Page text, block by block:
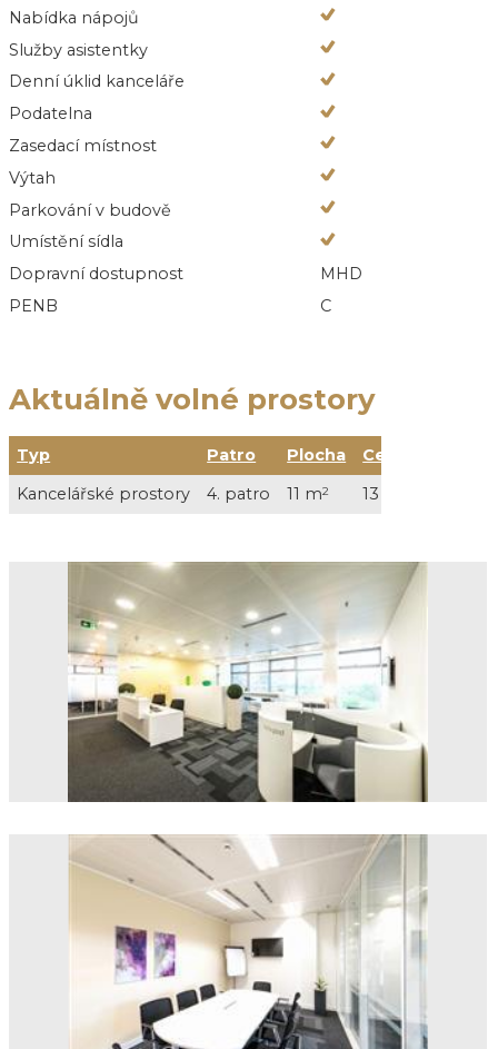
Nabídka nápojů
Služby asistentky
Denní úklid kanceláře
Podatelna
Zasedací místnost
Výtah
Parkování v budově
Umístění sídla
Dopravní dostupnost
MHD
PENB
C
Aktuálně volné prostory
Typ Patro Plocha
Cena
Kancelářské prostory
4. patro 11 m2 13 000 Kč / měs